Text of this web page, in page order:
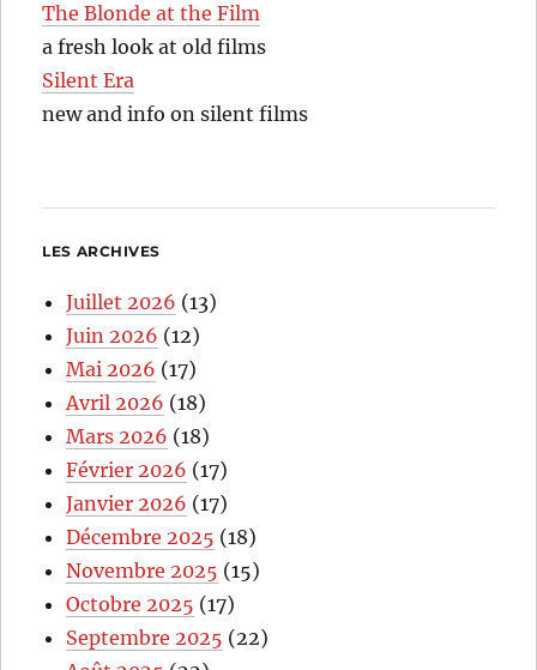
The Blonde at the Film
a fresh look at old films
Silent Era
new and info on silent films
LES ARCHIVES
Juillet 2026 (13)
Juin 2026 (12)
Mai 2026 (17)
Avril 2026 (18)
Mars 2026 (18)
Février 2026 (17)
Janvier 2026 (17)
Décembre 2025 (18)
Novembre 2025 (15)
Octobre 2025 (17)
Septembre 2025 (22)